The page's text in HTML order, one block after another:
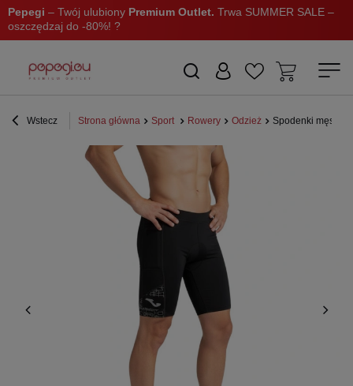
Pepegi – Twój ulubiony Premium Outlet. Trwa SUMMER SALE –
oszczędzaj do -80%! ?
Wstecz Strona główna Sport Rowery Odzież Spodenki męskie